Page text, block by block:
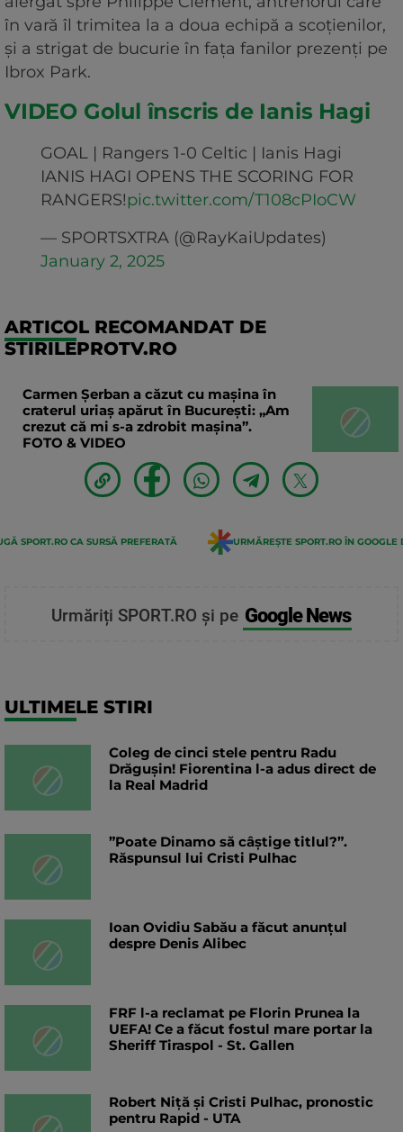
în vară îl trimitea la a doua echipă a scoțienilor,
și a strigat de bucurie în fața fanilor prezenți pe
Ibrox Park.
VIDEO Golul înscris de Ianis Hagi
GOAL | Rangers 1-0 Celtic | Ianis Hagi
IANIS HAGI OPENS THE SCORING FOR
RANGERS!pic.twitter.com/T108cPIoCW
— SPORTSXTRA (@RayKaiUpdates)
January 2, 2025
ARTICOL RECOMANDAT DE
STIRILEPROTV.RO
Carmen Șerban a căzut cu mașina în
craterul uriaș apărut în București: „Am
crezut că mi s-a zdrobit mașina”.
FOTO & VIDEO
SPORT.RO CA SURSĂ PREFERATĂ URMĂREȘTE SPORT.RO ÎN GOOGLE
Urmăriți SPORT.RO și pe Google News
ULTIMELE STIRI
Coleg de cinci stele pentru Radu
Drăgușin! Fiorentina l-a adus direct de
la Real Madrid
”Poate Dinamo să câștige titlul?”.
Răspunsul lui Cristi Pulhac
Ioan Ovidiu Sabău a făcut anunțul
despre Denis Alibec
FRF l-a reclamat pe Florin Prunea la
UEFA! Ce a făcut fostul mare portar la
Sheriff Tiraspol - St. Gallen
Robert Niță și Cristi Pulhac, pronostic
pentru Rapid - UTA